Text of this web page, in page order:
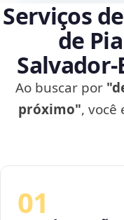
Serviços
de
Ao buscar por
próximo", você
01